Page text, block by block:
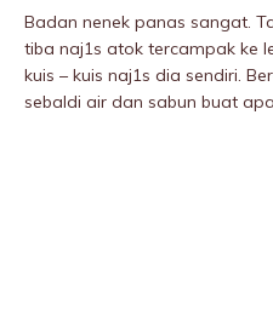
Badan nenek panas sangat.
tiba naj1s atok tercampak ke
kuis – kuis naj1s dia sendiri.
sebaldi air dan sabun buat